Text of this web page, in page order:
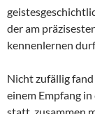
der am
kennenlernen
Nicht zufällig
einem Empfang